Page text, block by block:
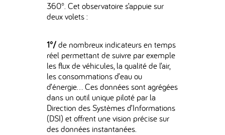
360°. Cet observatoire s’appuie sur
deux volets :
1°/de nombreux indicateurs en temps
réel permettant de suivre par exemple
les flux de véhicules, la qualité de l’air,
les consommations d’eau ou
d’énergie… Ces données sont agrégées
dans un outil unique piloté par la
Direction des Systèmes d’Informations
(DSI) et offrent une vision précise sur
des données instantanées.